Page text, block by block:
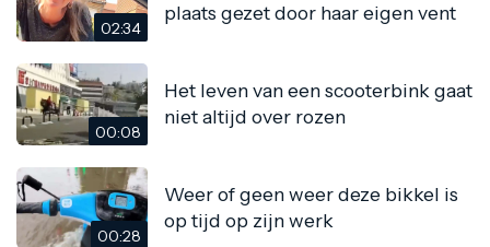
02:34
plaats gezet door haar eigen vent
00:08
Het leven van een scooterbink gaat
niet altijd over rozen
00:28
Weer of geen weer deze bikkel is
op tijd op zijn werk